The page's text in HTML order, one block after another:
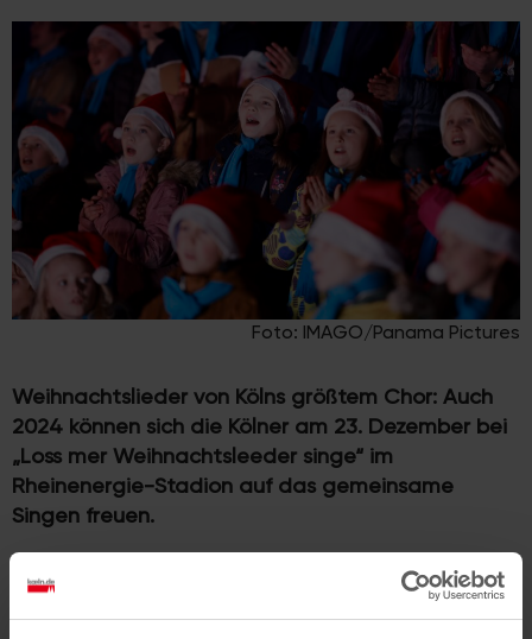
Foto: IMAGO/Panama Pictures
Weihnachtslieder von Kölns größtem Chor: Auch
2024 können sich die Kölner am 23. Dezember bei
„Loss mer Weihnachtsleeder singe“ im
Rheinenergie-Stadion auf das gemeinsame
Singen freuen.